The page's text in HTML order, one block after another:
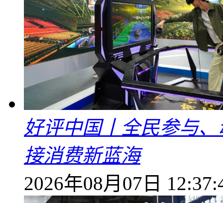
好评中国丨全民参与
接消费新蓝海
2026年08月07日